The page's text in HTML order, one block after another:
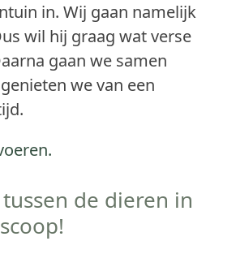
in. Wij gaan namelijk
wil hij graag wat verse
gaan we samen
we van een
de dieren in